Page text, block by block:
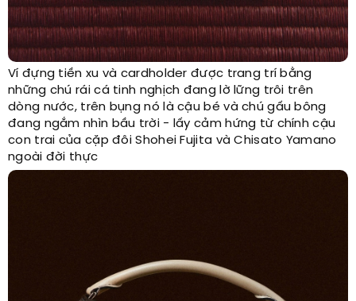
Ví đựng tiền xu và cardholder được trang trí bằng
những chú rái cá tinh nghịch đang lờ lững trôi trên
dòng nước, trên bụng nó là cậu bé và chú gấu bông
đang ngắm nhìn bầu trời - lấy cảm hứng từ chính cậu
con trai của cặp đôi Shohei Fujita và Chisato Yamano
ngoài đời thực